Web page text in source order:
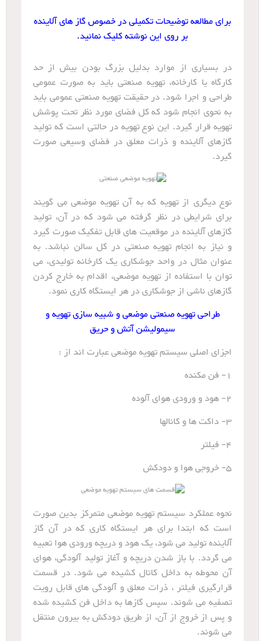
برای مطالعه توضیحات تکمیلی در خصوص گاز های آلاینده
بر روی این نوشته کلیک نمائید.
در بسیاری از موارد بدلیل بزرگ بودن بیش از حد
کارگاه یا کارخانه، تهویه صنعتی باید به صورت عمومی
طراحی و اجرا شود. در حقیقت تهویه صنعتی عمومی باید
به نحوی انجام شود که کل فضای مورد نظر تحت پوشش
تهویه قرار گیرد. این نوع تهویه در حالتی است که تولید
گازهای آلاینده و ذرات معلق در فضای وسیعی صورت
گیرد.
نوع دیگری از تهویه که به آن تهویه موضعی می گویند
برای شرایطی در نظر گرفته می شود که در آن، تولید
گازهای آلاینده در موقعیت های قابل تفکیک صورت گیرد
و نیاز به انجام تهویه صنعتی در کل سالن نباشد. به
عنوان مثال در واحد جوشکاری یک کارخانه تولیدی، می
توان با استفاده از تهویه موضعی، اقدام به خارج کردن
گازهای ناشی از جوشکاری در هر ایستگاه کاری نمود.
طراحی تهویه صنعتی موضعی و شبیه سازی تهویه و
سیمولیشن آتش و حریق
اجزای اصلی سیستم تهویه موضعی عبارت اند از :
1- فن مکنده
2- هود و ورودی هوای آلوده
3- داکت ها و کانالها
4- فیلتر
5- خروجی هوا و دودکش
نحوه عملکرد سیستم تهویه موضعی متمرکز بدین صورت
است که ابتدا برای هر ایستگاه کاری که در آن گاز
آلاینده تولید می شود، یک هود و دریچه ورودی هوا تعبیه
می گردد. با باز شدن دریچه و آغاز تولید آلودگی، هوای
آن محوطه به داخل کانال کشیده می شود. در قسمت
قرارگیری فیلتر ، ذرات معلق و آلودگی های قابل رویت
تصفیه می شوند. سپس گازها به داخل فن کشیده شده
و پس از خروج از آن، از طریق دودکش به بیرون منتقل
می شوند.